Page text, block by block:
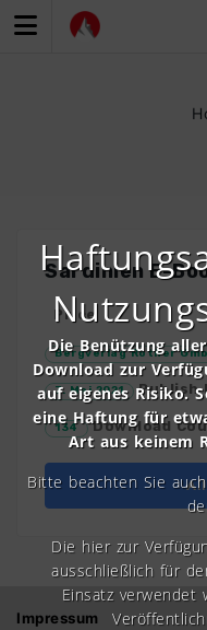
Inhalt
Sardinien E-
Price
Bergverlag Rother
7. Mai 2021 Publish
134 Download
Impressum
Die Benützung
Download zur
auf eigenes Risiko.
eine Haftung für
Art aus keinem
Bitte beachten Sie
Die hier zur
ausschließlich für
Einsatz verwendet